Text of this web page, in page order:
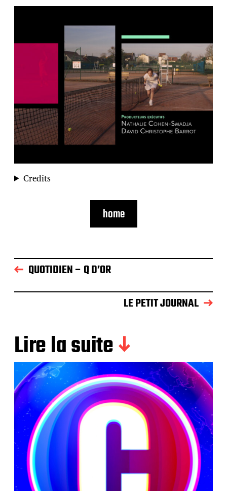
Credits
home
QUOTIDIEN – Q D’OR
LE PETIT JOURNAL
Lire la suite